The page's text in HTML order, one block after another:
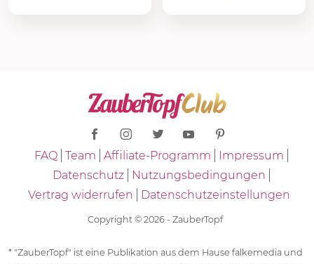
FAQ Team Affiliate-Programm
Impressum
Datenschutz
Nutzungsbedingungen
Vertrag widerrufen
Datenschutzeinstellungen
Copyright © 2026 - ZauberTopf
* "ZauberTopf" ist eine Publikation aus dem Hause falkemedia und